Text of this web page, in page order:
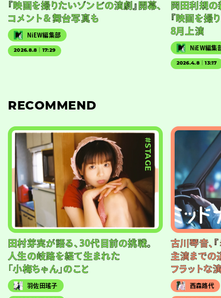
『映画を撮りたいゾンビの演劇』開幕、
コメント＆舞台写真も
NiEW編集部
2026.8.8｜17:29
岡田利規の
『映画を撮
8月上演
NiEW編集
2026.4.8｜13:17
RECOMMEND
#STAGE
田村芽実が語る、30代目前の挑戦。
人生の岐路を経て生まれた
「小梅ちゃん」のこと
羽佐田瑤子
古川琴音、
主演までの
フラットな
西森路代